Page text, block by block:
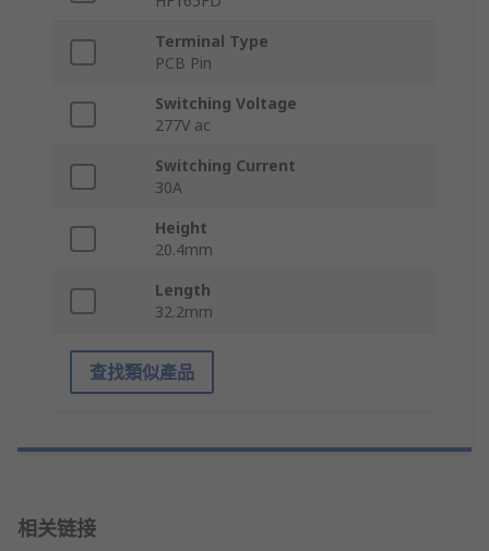
Terminal Type
PCB Pin
Switching Voltage
277V ac
Switching Current
30A
Height
20.4mm
Length
32.2mm
查找類似產品
相关链接